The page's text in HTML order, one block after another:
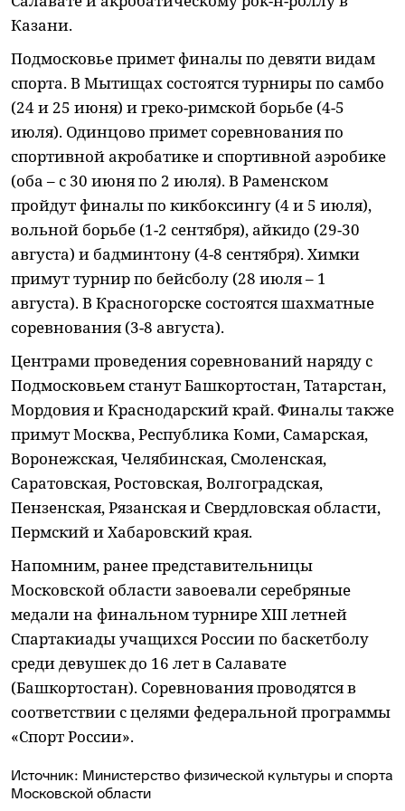
Казани.
Подмосковье примет финалы по девяти видам
спорта. В Мытищах состоятся турниры по самбо
(24 и 25 июня) и греко-римской борьбе (4-5
июля). Одинцово примет соревнования по
спортивной акробатике и спортивной аэробике
(оба – с 30 июня по 2 июля). В Раменском
пройдут финалы по кикбоксингу (4 и 5 июля),
вольной борьбе (1-2 сентября), айкидо (29-30
августа) и бадминтону (4-8 сентября). Химки
примут турнир по бейсболу (28 июля – 1
августа). В Красногорске состоятся шахматные
соревнования (3-8 августа).
Центрами проведения соревнований наряду с
Подмосковьем станут Башкортостан, Татарстан,
Мордовия и Краснодарский край. Финалы также
примут Москва, Республика Коми, Самарская,
Воронежская, Челябинская, Смоленская,
Саратовская, Ростовская, Волгоградская,
Пензенская, Рязанская и Свердловская области,
Пермский и Хабаровский края.
Напомним, ранее представительницы
Московской области завоевали серебряные
медали на финальном турнире XIII летней
Спартакиады учащихся России по баскетболу
среди девушек до 16 лет в Салавате
(Башкортостан). Соревнования проводятся в
соответствии с целями федеральной программы
«Спорт России».
Источник: Министерство физической культуры и спорта
Московской области